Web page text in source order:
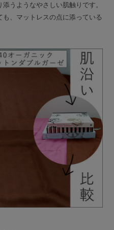
うようなやさしい肌触りです。
、マットレスの点に添っている